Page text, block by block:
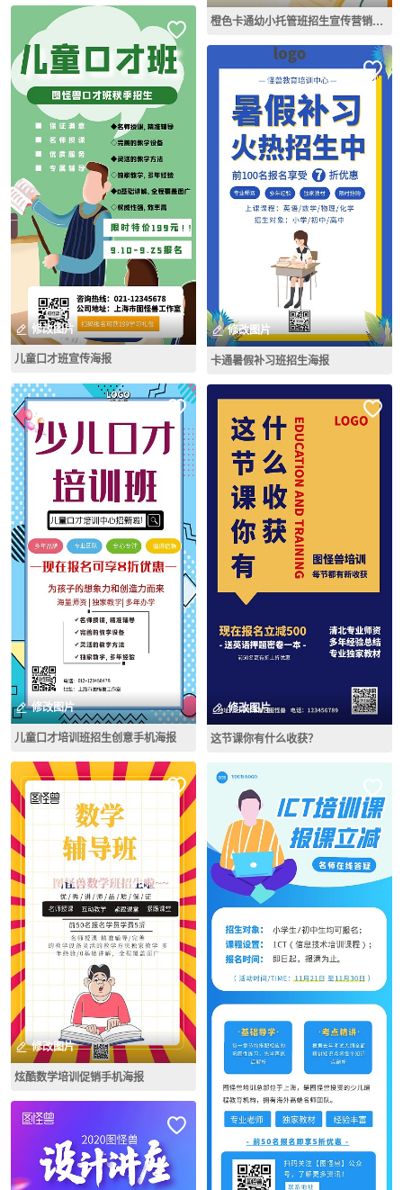
修改图片
儿童口才班宣传海报
修改图片
儿童口才培训班招生创意手机海报
修改图片
炫酷数学培训促销手机海报
橙色卡通幼小托管班招生宣传营销长图
修改图片
卡通暑假补习班招生海报
修改图片
这节课你有什么收获？